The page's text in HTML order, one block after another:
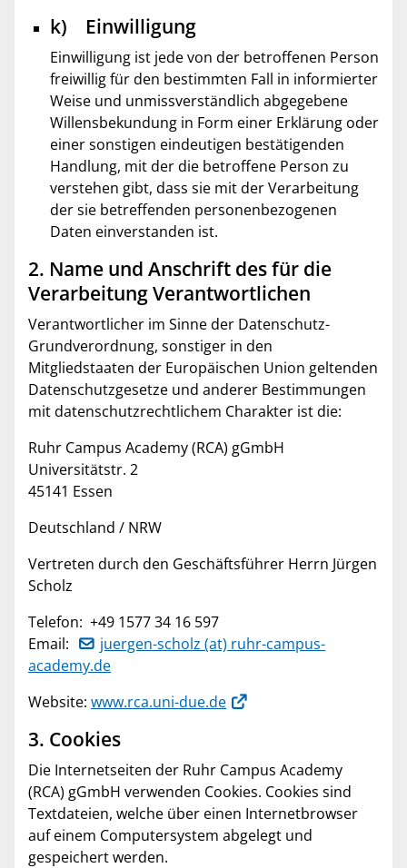
k) Einwilligung
Einwilligung ist jede von der betroffenen Person
freiwillig für den bestimmten Fall in informierter
Weise und unmissverständlich abgegebene
Willensbekundung in Form einer Erklärung oder
einer sonstigen eindeutigen bestätigenden
Handlung, mit der die betroffene Person zu
verstehen gibt, dass sie mit der Verarbeitung
der sie betreffenden personenbezogenen
Daten einverstanden ist.
2. Name und Anschrift des für die
Verarbeitung Verantwortlichen
Verantwortlicher im Sinne der Datenschutz-
Grundverordnung, sonstiger in den
Mitgliedstaaten der Europäischen Union geltenden
Datenschutzgesetze und anderer Bestimmungen
mit datenschutzrechtlichem Charakter ist die:
Ruhr Campus Academy (RCA) gGmbH
Universitätstr. 2
45141 Essen
Deutschland / NRW
Vertreten durch den Geschäftsführer Herrn Jürgen
Scholz
Telefon: +49 1577 34 16 597
Email:
juergen-scholz (at) ruhr-campus-
academy.de
Website: www.rca.uni-due.de
3. Cookies
Die Internetseiten der Ruhr Campus Academy
(RCA) gGmbH verwenden Cookies. Cookies sind
Textdateien, welche über einen Internetbrowser
auf einem Computersystem abgelegt und
gespeichert werden.